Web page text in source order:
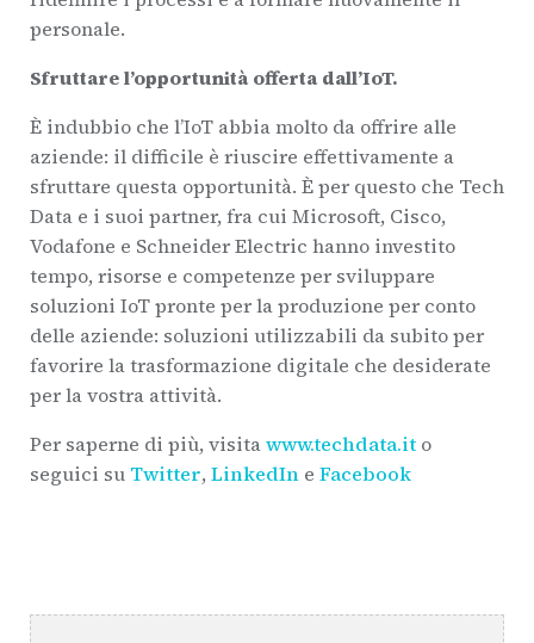
personale.
Sfruttare l’opportunità offerta dall’IoT.
È indubbio che l’IoT abbia molto da offrire alle
aziende: il difficile è riuscire effettivamente a
sfruttare questa opportunità. È per questo che Tech
Data e i suoi partner, fra cui Microsoft, Cisco,
Vodafone e Schneider Electric hanno investito
tempo, risorse e competenze per sviluppare
soluzioni IoT pronte per la produzione per conto
delle aziende: soluzioni utilizzabili da subito per
favorire la trasformazione digitale che desiderate
per la vostra attività.
Per saperne di più, visitawww.techdata.it o
seguici su Twitter, LinkedIn e Facebook